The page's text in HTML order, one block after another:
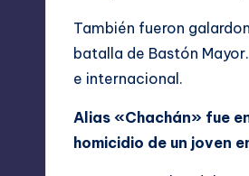
También fueron
batalla de Bastón
e internacional.
Alias «Chachán» fue
homicidio de un joven